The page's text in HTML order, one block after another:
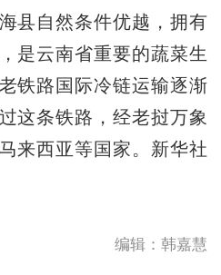
自然条件优越，拥有
是云南省重要的蔬菜生
铁路国际冷链运输逐渐
这条铁路，经老挝万象
来西亚等国家。新华社
编辑：韩嘉慧